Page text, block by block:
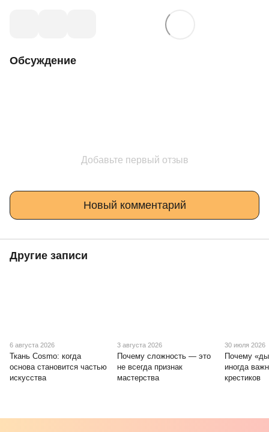
Обсуждение
Добавьте первый отзыв
Новый комментарий
Другие записи
6 августа 2026
Ткань Cosmo: когда
основа становится частью
искусства
3 августа 2026
Почему сложность — это
не всегда признак
мастерства
30 июля 2026
Почему
иногда
крестиков